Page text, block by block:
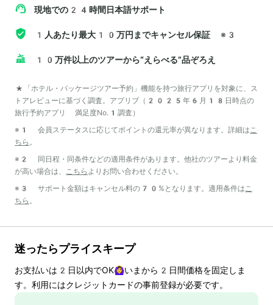
現地での24時間日本語サポート
1人あたり最大10万円までキャンセル保証 ※3
10万件以上のツアーから“えらべる”品ぞろえ
*「ホテル・パッケージツアー予約」機能を持つ旅行アプリを対象に、ス
トアレビューに基づく調査。アプリブ（2025年6月18日時点の
旅行予約アプリ 満足度No.1調査）
※1 会員ステータスに応じてポイントの還元率が異なります。詳細は こ
ちら 。
※2 同日程・同条件などの適用条件があります。他社のツアーより料金
が高い場合は、
こちら よりお問い合わせください。
※3 サポート金額はキャンセル料の70%となります。適用条件は こ
ちら 。
迷ったらプライスキープ
お支払いは 2 日以内でOK🙆‍♀️いまから 2 日間価格を固定しま
す。利用にはクレジットカードの事前登録が必要です。